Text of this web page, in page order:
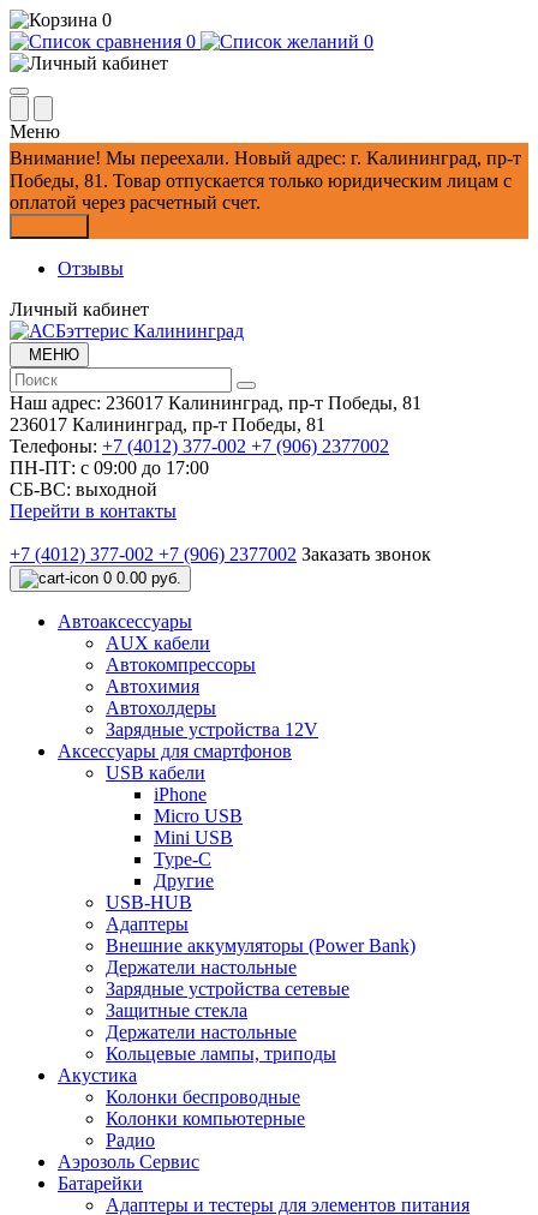
0
0
0
Меню
Внимание! Мы переехали. Новый адрес: г. Калининград, пр-т
Победы, 81. Товар отпускается только юридическим лицам с
оплатой через расчетный счет.
Отзывы
Личный кабинет
МЕНЮ
Наш адрес: 236017 Калининград,​ пр-т Победы, 81
236017 Калининград,​ пр-т Победы, 81
Телефоны: +7 (4012) 377-002 +7 (906) 2377002
ПН-ПТ: с 09:00 до 17:00
СБ-ВС: выходной
Перейти в контакты
+7 (4012) 377-002 +7 (906) 2377002 Заказать звонок
0 0.00 руб.
Автоаксессуары
AUX кабели
Автокомпрессоры
Автохимия
Автохолдеры
Зарядные устройства 12V
Аксессуары для смартфонов
USB кабели
iPhone
Micro USB
Mini USB
Type-C
Другие
USB-HUB
Адаптеры
Внешние аккумуляторы (Power Bank)
Держатели настольные
Зарядные устройства сетевые
Защитные стекла
Держатели настольные
Кольцевые лампы, триподы
Акустика
Колонки беспроводные
Колонки компьютерные
Радио
Аэрозоль Сервис
Батарейки
Aдаптеры и тестеры для элементов питания